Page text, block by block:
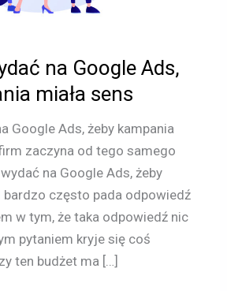
na Google Ads,
miała sens
Google Ads, żeby kampania
zaczyna od tego samego
na Google Ads, żeby
bardzo często pada odpowiedź
w tym, że taka odpowiedź nic
pytaniem kryje się coś
ten budżet ma […]